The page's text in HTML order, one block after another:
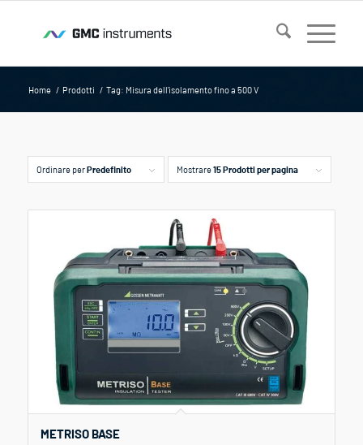
Home / Prodotti / Tag: Misura dell'isolamento fino a 500 V
Ordinare perPredefinito Mostrare15 Prodotti per pagina
METRISO BASE